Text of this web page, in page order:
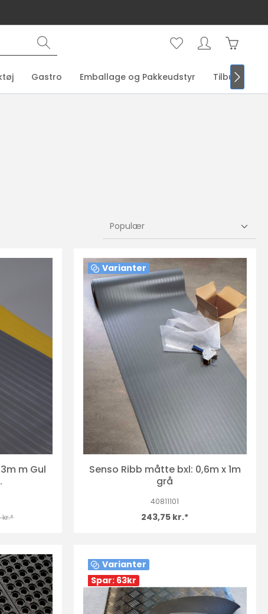
Gastro Emballage og Pakkeudstyr Tilbud
m Gul
kr.*
Varianter
Senso Ribb måtte bxl: 0,6m x 1m
grå
40811101
243,75 kr.*
Varianter
Spar: 63kr